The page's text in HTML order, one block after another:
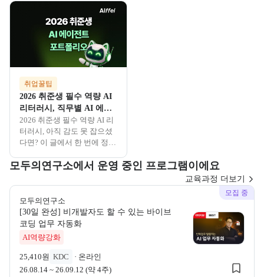
취업꿀팁
2026 취준생 필수 역량 AI
리터러시, 직무별 AI 에이
전트 포트폴리오 준비 방법
2026 취준생 필수 역량 AI 리
터러시, 아직 감도 못 잡으셨
다면? 이 글에서 한 번에 정리
모두의연구소에서 운영 중인 프로그램이에요
교육과정 더보기
모집 중
모두의연구소
[30일 완성] 비개발자도 할 수 있는 바이브
코딩 업무 자동화모두의연구소
AI역량강화
모두의연구
25,410원 KDC · 온라인
26.08.14 ~ 26.09.12 (약 4주)